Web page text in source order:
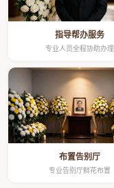
指导帮办服务
专业人员全程协助办理
布置告别厅
专业告别厅鲜花布置